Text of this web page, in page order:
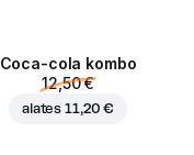
Coca-cola kombo
12,50 €
alates 11,20 €